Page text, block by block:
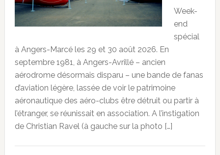
Week-
end
spécial
à Angers-Marcé les 29 et 30 août 2026. En
septembre 1981, à Angers-Avrillé – ancien
aérodrome désormais disparu – une bande de fanas
d’aviation légère, lassée de voir le patrimoine
aéronautique des aéro-clubs être détruit ou partir à
l’étranger, se réunissait en association. A l’instigation
de Christian Ravel (à gauche sur la photo […]